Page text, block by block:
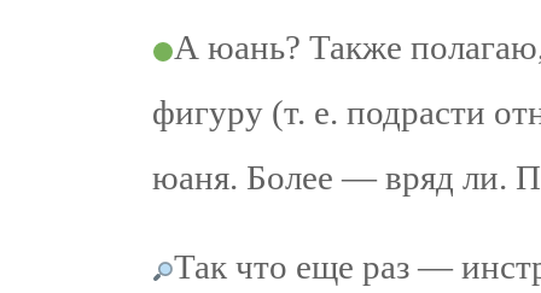
А юань? Также
фигуру (т. е. подрасти
юаня. Более — вряд ли.
Так что еще раз —